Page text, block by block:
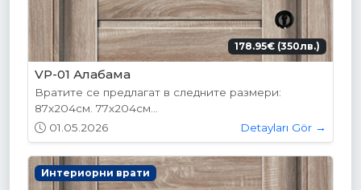
178.95€ (350лв.)
VP-01 Алабама
Вратите се предлагат в следните размери:
87х204см. 77х204см...
01.05.2026
Detayları Gör →
Интериорни врати